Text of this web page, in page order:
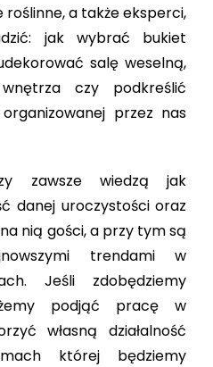
SKRAWAJĄCYCH CNC
ENERGETYKI
a także eksperci,
jak wybrać bukiet
salę weselną,
czy podkreślić
przez nas
zawsze wiedzą jak
danej uroczystości oraz
nią gości, a przy tym są
trendami w
Jeśli zdobędziemy
podjąć pracę w
własną działalność
której będziemy